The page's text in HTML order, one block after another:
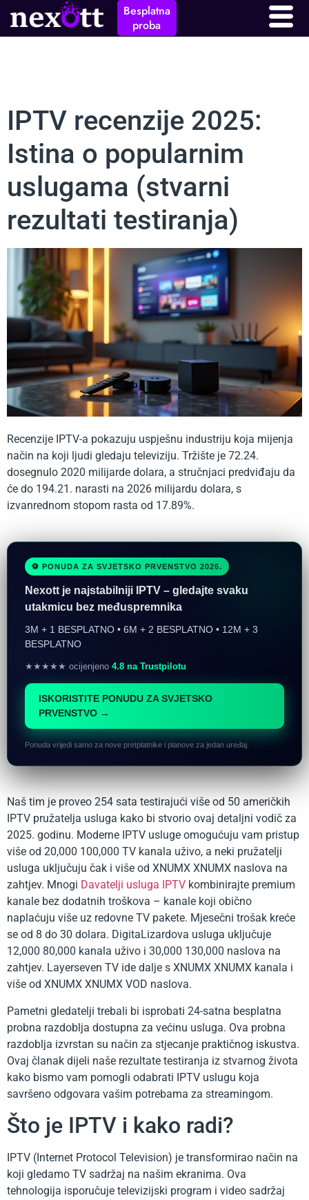
Besplatna
proba
IPTV recenzije 2025:
Istina o popularnim
uslugama (stvarni
rezultati testiranja)
Recenzije IPTV-a pokazuju uspješnu industriju koja mijenja
način na koji ljudi gledaju televiziju. Tržište je 72.24.
dosegnulo 2020 milijarde dolara, a stručnjaci predviđaju da
će do 194.21. narasti na 2026 milijardu dolara, s
izvanrednom stopom rasta od 17.89%.
⚽ PONUDA ZA SVJETSKO PRVENSTVO 2026.
Nexott je najstabilniji IPTV – gledajte svaku
utakmicu bez međuspremnika
3M + 1 BESPLATNO • 6M + 2 BESPLATNO • 12M + 3
BESPLATNO
★★★★★ ocijenjeno 4.8 na Trustpilotu
ISKORISTITE PONUDU ZA SVJETSKO
PRVENSTVO →
Ponuda vrijedi samo za nove pretplatnike i planove za jedan uređaj.
Naš tim je proveo 254 sata testirajući više od 50 američkih
IPTV pružatelja usluga kako bi stvorio ovaj detaljni vodič za
2025. godinu. Moderne IPTV usluge omogućuju vam pristup
više od 20,000 100,000 TV kanala uživo, a neki pružatelji
usluga uključuju čak i više od XNUMX XNUMX naslova na
zahtjev. Mnogi Davatelji usluga IPTV kombinirajte premium
kanale bez dodatnih troškova – kanale koji obično
naplaćuju više uz redovne TV pakete. Mjesečni trošak kreće
se od 8 do 30 dolara. DigitaLizardova usluga uključuje
12,000 80,000 kanala uživo i 30,000 130,000 naslova na
zahtjev. Layerseven TV ide dalje s XNUMX XNUMX kanala i
više od XNUMX XNUMX VOD naslova.
Pametni gledatelji trebali bi isprobati 24-satna besplatna
probna razdoblja dostupna za većinu usluga. Ova probna
razdoblja izvrstan su način za stjecanje praktičnog iskustva.
Ovaj članak dijeli naše rezultate testiranja iz stvarnog života
kako bismo vam pomogli odabrati IPTV uslugu koja
savršeno odgovara vašim potrebama za streamingom.
Što je IPTV i kako radi?
IPTV (Internet Protocol Television) je transformirao način na
koji gledamo TV sadržaj na našim ekranima. Ova
tehnologija isporučuje televizijski program i video sadržaj